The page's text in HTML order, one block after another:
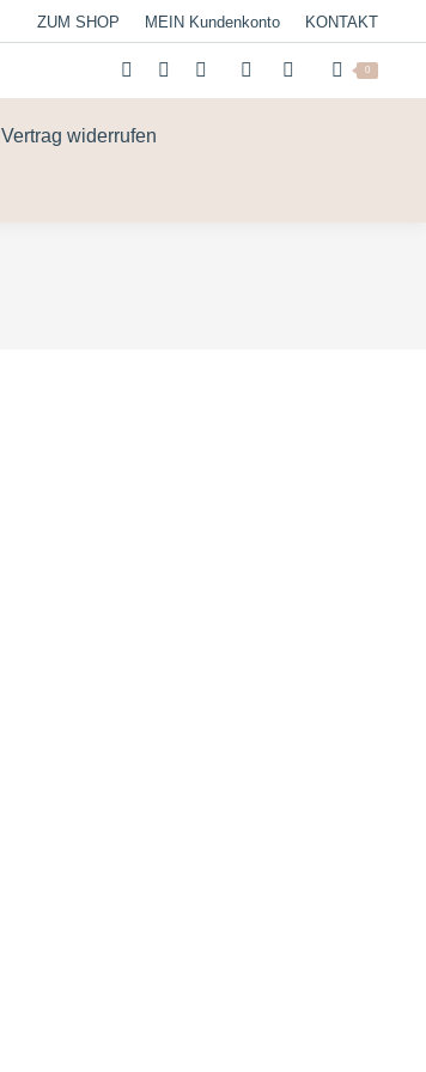
ZUM SHOP MEIN Kundenkonto KONTAKT
0
Vertrag widerrufen